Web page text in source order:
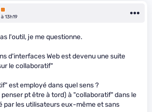
Premium
13h19
l'outil, je me questionne.
d'interfaces Web est devenu une suite
le collaboratif"
est employé dans quel sens ?
pt être à tord) à "collaboratif" dans le
par les utilisateurs eux-même et sans